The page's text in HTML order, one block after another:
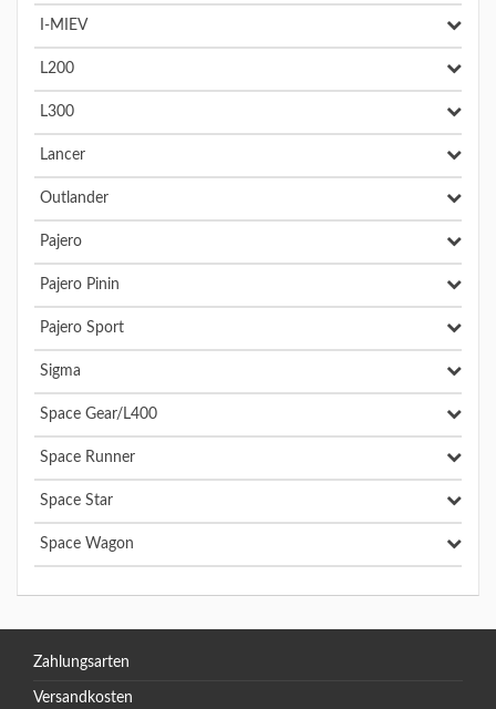
I-MIEV
L200
L300
Lancer
Outlander
Pajero
Pajero Pinin
Pajero Sport
Sigma
Space Gear/L400
Space Runner
Space Star
Space Wagon
Zahlungsarten
Versandkosten